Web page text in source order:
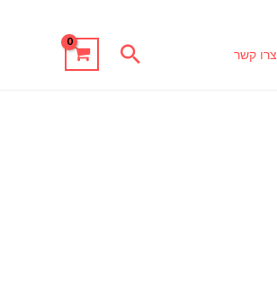
צרו קשר חיפוש